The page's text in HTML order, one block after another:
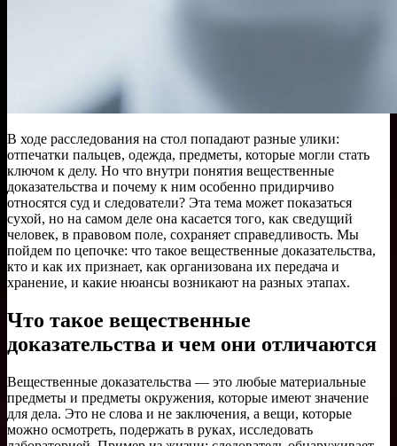
В ходе расследования на стол попадают разные улики:
отпечатки пальцев, одежда, предметы, которые могли стать
ключом к делу. Но что внутри понятия вещественные
доказательства и почему к ним особенно придирчиво
относятся суд и следователи? Эта тема может показаться
сухой, но на самом деле она касается того, как сведущий
человек, в правовом поле, сохраняет справедливость. Мы
пойдем по цепочке: что такое вещественные доказательства,
кто и как их признает, как организована их передача и
хранение, и какие нюансы возникают на разных этапах.
Что такое вещественные
доказательства и чем они отличаются
Вещественные доказательства — это любые материальные
предметы и предметы окружения, которые имеют значение
для дела. Это не слова и не заключения, а вещи, которые
можно осмотреть, подержать в руках, исследовать